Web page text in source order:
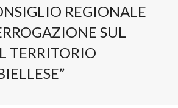
REGIONALE
SUL
TERRITORIO